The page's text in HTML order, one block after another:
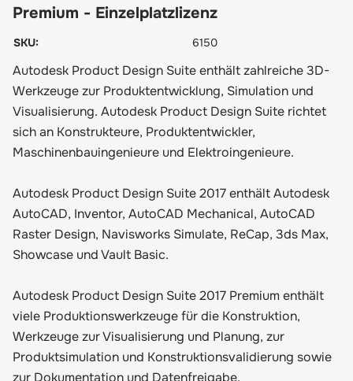
Premium - Einzelplatzlizenz
Autodesk Product Design Suite enthält zahlreiche 3D-
Werkzeuge zur Produktentwicklung, Simulation und
Visualisierung. Autodesk Product Design Suite richtet
sich an Konstrukteure, Produktentwickler,
Maschinenbauingenieure und Elektroingenieure.
Autodesk Product Design Suite 2017 enthält Autodesk
AutoCAD, Inventor, AutoCAD Mechanical, AutoCAD
Raster Design, Navisworks Simulate, ReCap, 3ds Max,
Showcase und Vault Basic.
Autodesk Product Design Suite 2017 Premium enthält
viele Produktionswerkzeuge für die Konstruktion,
Werkzeuge zur Visualisierung und Planung, zur
Produktsimulation und Konstruktionsvalidierung sowie
zur Dokumentation und Datenfreigabe.
SKU: 6150